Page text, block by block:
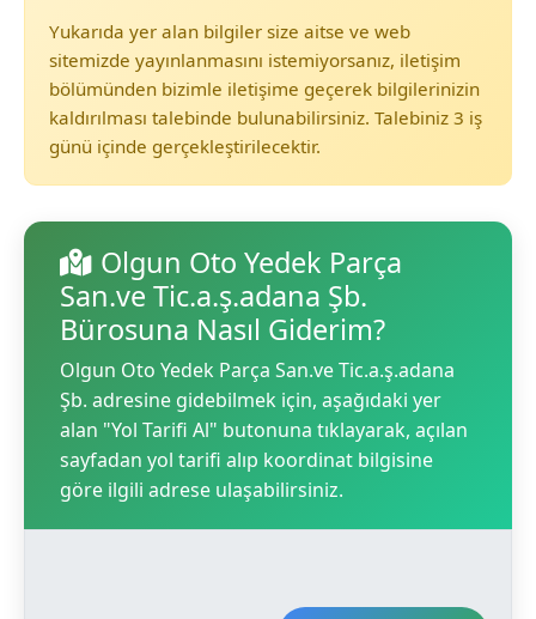
Yukarıda yer alan bilgiler size aitse ve web
sitemizde yayınlanmasını istemiyorsanız, iletişim
bölümünden bizimle iletişime geçerek bilgilerinizin
kaldırılması talebinde bulunabilirsiniz. Talebiniz 3 iş
günü içinde gerçekleştirilecektir.
Olgun Oto Yedek Parça
San.ve Tic.a.ş.adana Şb.
Bürosuna Nasıl Giderim?
Olgun Oto Yedek Parça San.ve Tic.a.ş.adana
Şb. adresine gidebilmek için, aşağıdaki yer
alan "Yol Tarifi Al" butonuna tıklayarak, açılan
sayfadan yol tarifi alıp koordinat bilgisine
göre ilgili adrese ulaşabilirsiniz.